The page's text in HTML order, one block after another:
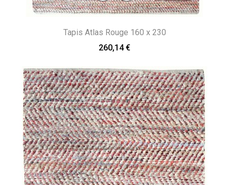
Tapis Atlas Rouge 160 x 230
260,14 €